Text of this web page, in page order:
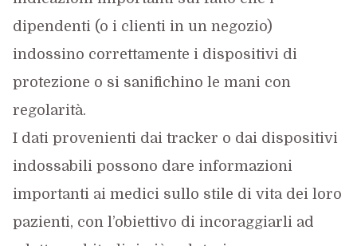
dipendenti (o i clienti in un negozio)
indossino correttamente i dispositivi di
protezione o si sanifichino le mani con
regolarità.
I dati provenienti dai tracker o dai dispositivi
indossabili possono dare informazioni
importanti ai medici sullo stile di vita dei loro
pazienti, con l’obiettivo di incoraggiarli ad